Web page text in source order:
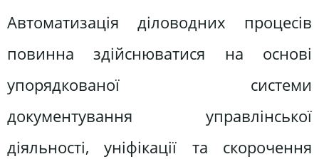
Автоматизація діловодних процесів
повинна здійснюватися на основі
упорядкованої системи
документування управлінської
діяльності, уніфікації та скорочення